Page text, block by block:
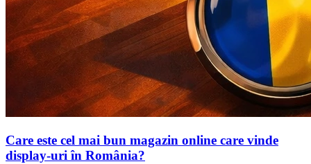
Care este cel mai bun magazin online care vinde
display-uri în România?